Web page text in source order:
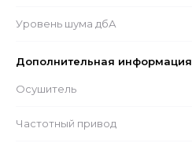
Уровень шума дбА
Дополнительная информация
Осушитель
Частотный привод